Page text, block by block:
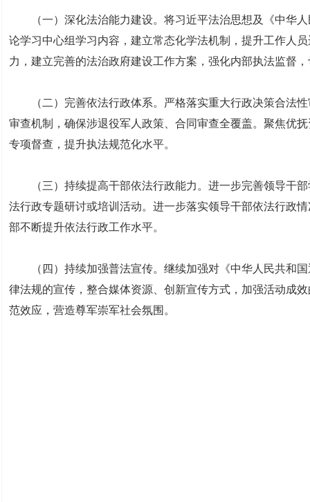
（一）深化法治能力建设。将习近平法治思想及《中华人
论学习中心组学习内容，建立常态化学法机制，提升工作人
力，建立完善的法治政府建设工作方案，强化内部执法监督
（二）完善依法行政体系。严格落实重大行政决策合法性
审查机制，确保涉退役军人政策、合同审查全覆盖。聚焦优
专项督查，提升执法规范化水平。
（三）持续提高干部依法行政能力。进一步完善领导干部
法行政专题研讨或培训活动。进一步落实领导干部依法行政
部不断提升依法行政工作水平。
（四）持续加强普法宣传。继续加强对《中华人民共和国
律法规的宣传，整合媒体资源、创新宣传方式，加强活动成
范效应，营造尊军崇军社会氛围。